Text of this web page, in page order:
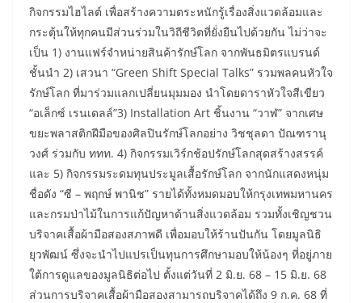
กิจกรรมไฮไลต์ เพื่อสร้างความตระหนักรู้เรื่องสิ่งแวดล้อมและ
กระตุ้นให้ทุกคนมีส่วนร่วมในวิถีชีวิตที่ยั่งยืนไปด้วยกัน ไม่ว่าจะ
เป็น 1) งานแฟร์จำหน่ายสินค้ารักษ์โลก จากพันธมิตรแบรนด์
ชั้นนำ 2) เสวนา “Green Shift Special Talks” รวมพลคนหัวใจ
รักษ์โลก ที่มาร่วมแลกเปลี่ยนมุมมอง นำโดยดาราหัวใจสีเขียว
“อเล็กซ์ เรนเดลล์”3) Installation Art ชิ้นงาน “วาฬ” จากเศษ
ขยะพลาสติกฝีมือของศิลปินรักษ์โลกอย่าง วิชชุลดา ปัณฑรานุ
วงศ์ ร่วมกับ ททท. 4) กิจกรรมเวิร์กช้อปรักษ์โลกสุดสร้างสรรค์
และ 5) กิจกรรมระดมทุนประมูลเสื้อรักษ์โลก จากนักแสดงหนุ่ม
ชื่อดัง “ซี – พฤกษ์ พานิช” รายได้ทั้งหมดมอบให้กรุงเทพมหานคร
และกรมป่าไม้ในการแก้ปัญหาด้านสิ่งแวดล้อม รวมทั้งเชิญชวน
บริจาคเสื้อผ้ามือสองสภาพดี เพื่อมอบให้ร้านปันกัน โดยมูลนิธิ
ยุวพัฒน์ ซึ่งจะนำไปแปรเป็นทุนการศึกษามอบให้น้องๆ ที่อยู่ภาย
ใต้การดูแลของมูลนิธิต่อไป ตั้งแต่วันที่ 2 มิ.ย. 68 – 15 มิ.ย. 68
ส่วนการบริจาคเสื้อผ้ามือสองสามารถบริจาคได้ถึง 9 ก.ค. 68 ที่